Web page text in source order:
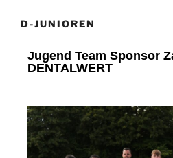
D-JUNIOREN
Jugend Team Sponsor
DENTALWERT